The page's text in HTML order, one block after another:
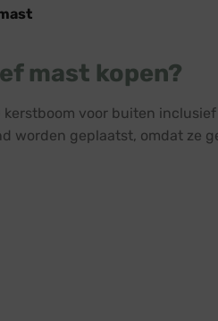
mast kopen?
voor buiten
worden geplaatst, omdat ze